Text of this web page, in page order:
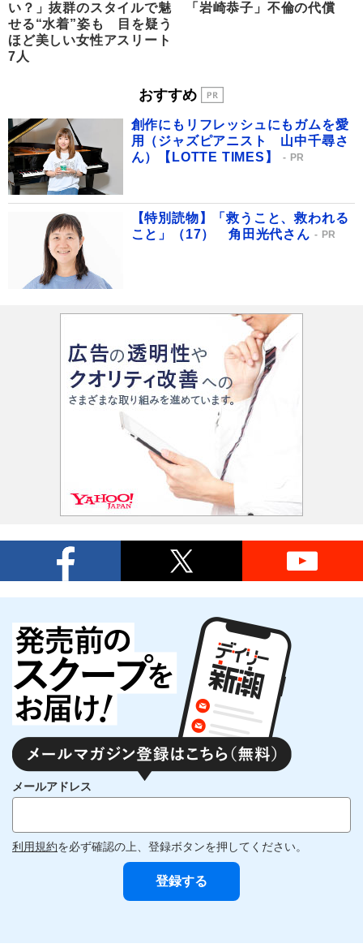
い？」抜群のスタイルで魅
せる“水着”姿も 目を疑う
ほど美しい女性アスリート
7人
「岩崎恭子」不倫の代償
おすすめ
創作にもリフレッシュにもガムを愛
用（ジャズピアニスト 山中千尋さ
ん）【LOTTE TIMES】
PR
【特別読物】「救うこと、救われる
こと」（17） 角田光代さん
PR
メールアドレス
利用規約を必ず確認の上、登録ボタンを押してください。